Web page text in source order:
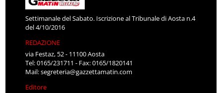
Settimanale del Sabato. Iscrizione al Tribunale di Aosta n.4
del 4/10/2016
REDAZIONE
via Festaz, 52 - 11100 Aosta
Tel: 0165/231711 - Fax: 0165/1820141
Mail:segreteria@gazzettamatin.com
Editore